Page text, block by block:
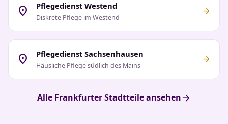
location_on Pflegedienst Westend
Diskrete Pflege im Westend
arrow_forward
location_on Pflegedienst Sachsenhausen
Häusliche Pflege südlich des Mains
arrow_forward
Alle Frankfurter Stadtteile ansehenarrow_forward